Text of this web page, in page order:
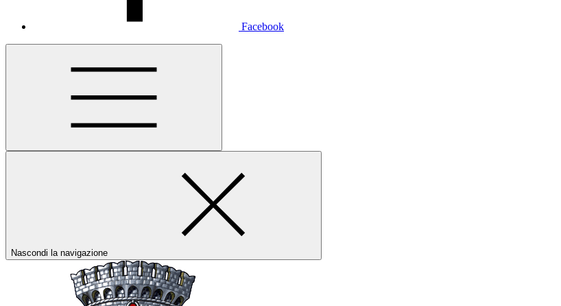
Facebook
Nascondi la navigazione